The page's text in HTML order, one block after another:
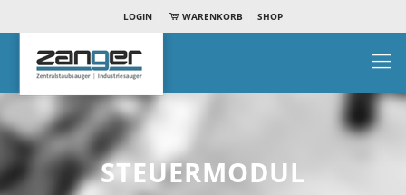
LOGIN WARENKORB SHOP
STEUERMODUL